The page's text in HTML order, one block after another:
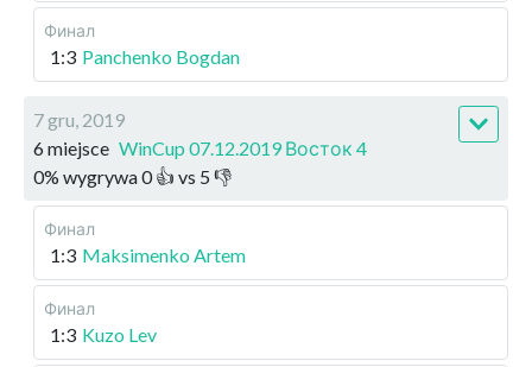
Финал
1:3 Panchenko Bogdan
7 gru, 2019
6 miejsce WinCup 07.12.2019 Восток 4
0% wygrywa0👍 vs 5 👎
Финал
1:3 Maksimenko Artem
Финал
1:3 Kuzo Lev